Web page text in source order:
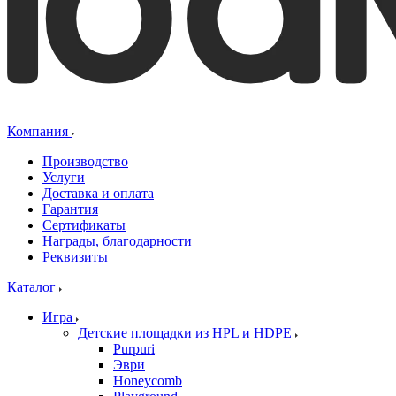
Компания
Производство
Услуги
Доставка и оплата
Гарантия
Сертификаты
Награды, благодарности
Реквизиты
Каталог
Игра
Детские площадки из HPL и HDPE
Purpuri
Эври
Honeycomb